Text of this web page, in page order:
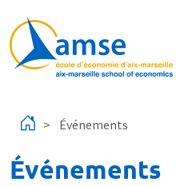
Événements
Événements